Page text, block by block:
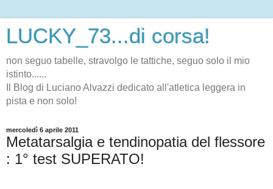
LUCKY_73...di corsa!
non seguo tabelle, stravolgo le tattiche, seguo solo il mio
istinto......
Il Blog di Luciano Alvazzi dedicato all'atletica leggera in
pista e non solo!
mercoledì 6 aprile 2011
Metatarsalgia e tendinopatia del flessore
: 1° test SUPERATO!